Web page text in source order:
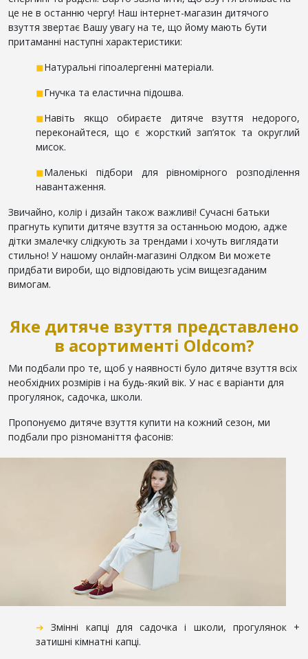
це не в останню чергу! Наш інтернет-магазин дитячого
взуття звертає Вашу увагу на те, що йому мають бути
притаманні наступні характеристики:
◼Натуральні гіпоалергенні матеріали.
◼Гнучка та еластична підошва.
◼Навіть якщо обираєте дитяче взуття недорого,
переконайтеся, що є жорсткий зап’яток та округлий
мисок.
◼Маленькі підбори для рівномірного розподілення
навантаження.
Звичайно, колір і дизайн також важливі! Сучасні батьки
прагнуть купити дитяче взуття за останньою модою, адже
дітки змалечку слідкують за трендами і хочуть виглядати
стильно! У нашому онлайн-магазині Олдком Ви можете
придбати вироби, що відповідають усім вищезгаданим
вимогам.
Яке дитяче взуття представлено
в асортименті Oldcom?
Ми подбали про те, щоб у наявності було дитяче взуття всіх
необхідних розмірів і на будь-який вік. У нас є варіанти для
прогулянок, садочка, школи.
Пропонуємо дитяче взуття купити на кожний сезон, ми
подбали про різноманіття фасонів:
➔ Змінні капці для садочка і школи, прогулянок +
затишні кімнатні капці.